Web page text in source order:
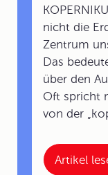
Artikel
nicht die
Zentrum
Das
über den
Oft spricht
von der